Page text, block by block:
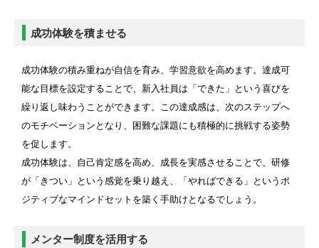
成功体験を積ませる
成功体験の積み重ねが自信を育み、学習意欲を高めます。達成可
能な目標を設定することで、新入社員は「できた」という喜びを
繰り返し味わうことができます。この達成感は、次のステップへ
のモチベーションとなり、困難な課題にも積極的に挑戦する姿勢
を促します。
成功体験は、自己肯定感を高め、成長を実感させることで、研修
が「きつい」という感覚を乗り越え、「やればできる」というポ
ジティブなマインドセットを築く手助けとなるでしょう。
メンター制度を活用する